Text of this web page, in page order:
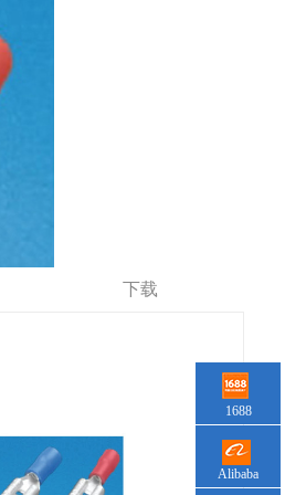
下载
1688
Alibaba